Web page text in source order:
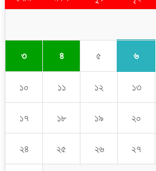
৩ ৪ ৫ ৬
১০ ১১ ১২ ১৩
১৭ ১৮ ১৯ ২০
২৪ ২৫ ২৬ ২৭